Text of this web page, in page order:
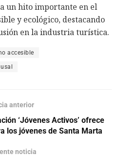
un hito importante en el
y ecológico, destacando
en la industria turística.
accesible
usal
anterior
‘Jóvenes Activos’ ofrece
los jóvenes de Santa Marta
noticia